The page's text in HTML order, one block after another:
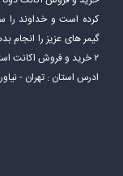
مختلفی مانند
موفقیت در بازی
کرده است و خداوند را
۲ خرید و فروش اکانت استیم خرید و فروش بازی سی اس گو تخصص ماست.
ادرس استان : تهران - نیاوران